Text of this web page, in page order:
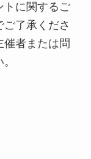
トに関するご
了承くださ
催者または問